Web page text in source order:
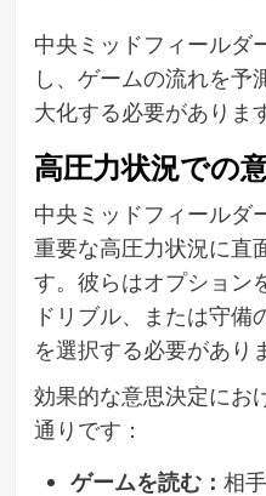
中央ミッドフィールダ
し、ゲームの流れを予
大化する必要がありま
高圧力状況での
中央ミッドフィールダ
重要な高圧力状況に直
す。彼らはオプション
ドリブル、または守備
を選択する必要があり
効果的な意思決定にお
通りです：
ゲームを読む： 相